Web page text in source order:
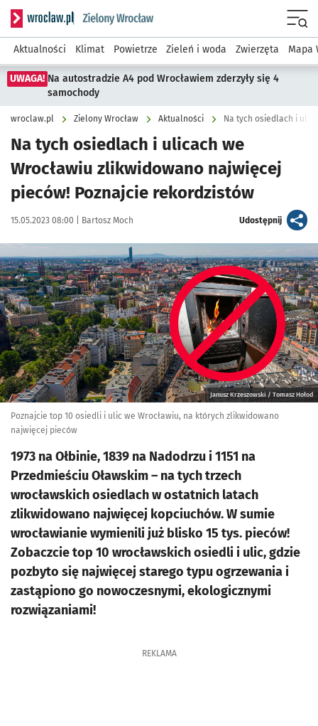
Serwis informacyjny wroclaw.pl podserwis: Środowisko we
Aktualności Klimat Powietrze Zieleń i woda Zwierzęta Mapa
UWAGA! Na autostradzie A4 pod Wrocławiem zderzyły się 4
samochody
wroclaw.pl Zielony Wrocław Aktualności
Na tych osiedlach i ulicach we
Wrocławiu zlikwidowano najwięcej
pieców! Poznajcie rekordzistów
Data publikacji:
15.05.2023 08:00 | Autor:
Bartosz Moch Udostępnijartykuł
Janusz Krzeszowski / Tomasz Hołod
Poznajcie top 10 osiedli i ulic we Wrocławiu, na których zlikwidowano
najwięcej pieców
1973 na Ołbinie, 1839 na Nadodrzu i 1151 na
Przedmieściu Oławskim – na tych trzech
wrocławskich osiedlach w ostatnich latach
zlikwidowano najwięcej kopciuchów. W sumie
wrocławianie wymienili już blisko 15 tys. pieców!
Zobaczcie top 10 wrocławskich osiedli i ulic, gdzie
pozbyto się najwięcej starego typu ogrzewania i
zastąpiono go nowoczesnymi, ekologicznymi
rozwiązaniami!
REKLAMA